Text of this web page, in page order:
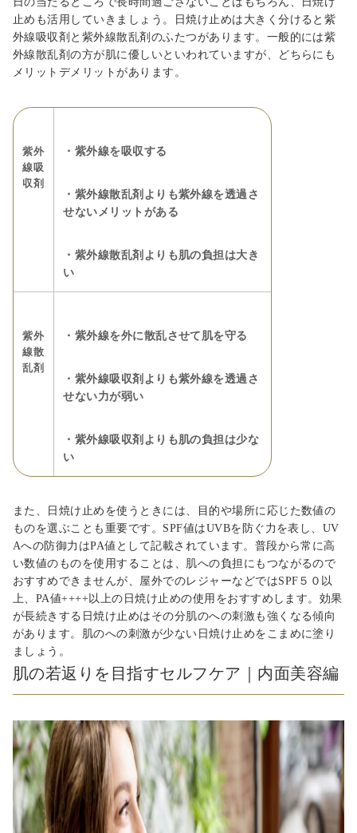
止めも活用していきましょう。日焼け止めは大きく分けると紫
外線吸収剤と紫外線散乱剤のふたつがあります。一般的には紫
外線散乱剤の方が肌に優しいといわれていますが、どちらにも
メリットデメリットがあります。
紫外
線吸
収剤
・紫外線を吸収する
・紫外線散乱剤よりも紫外線を透過さ
せないメリットがある
・紫外線散乱剤よりも肌の負担は大き
い
紫外
線散
乱剤
・紫外線を外に散乱させて肌を守る
・紫外線吸収剤よりも紫外線を透過さ
せない力が弱い
・紫外線吸収剤よりも肌の負担は少な
い
また、日焼け止めを使うときには、目的や場所に応じた数値の
ものを選ぶことも重要です。SPF値はUVBを防ぐ力を表し、UV
Aへの防御力はPA値として記載されています。普段から常に高
い数値のものを使用することは、肌への負担にもつながるので
おすすめできませんが、屋外でのレジャーなどではSPF５０以
上、PA値++++以上の日焼け止めの使用をおすすめします。効果
が長続きする日焼け止めはその分肌のへの刺激も強くなる傾向
があります。肌のへの刺激が少ない日焼け止めをこまめに塗り
ましょう。
肌の若返りを目指すセルフケア｜内面美容編